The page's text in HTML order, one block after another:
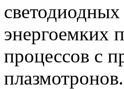
энергоемких
процессов с
плазмотронов.